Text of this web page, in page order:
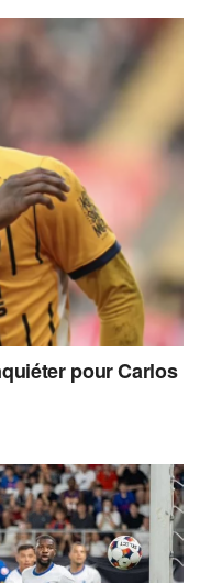
pour Carlos